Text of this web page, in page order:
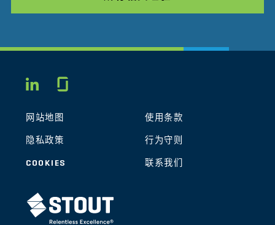
LINKEDIN
网站地图 使用条款
隐私政策 行为守则
COOKIES 联系我们
STOUT LOGO